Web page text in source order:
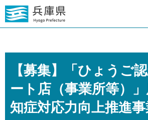
【募集】「ひょうご
ート店（事業所等）
知症対応力向上推進